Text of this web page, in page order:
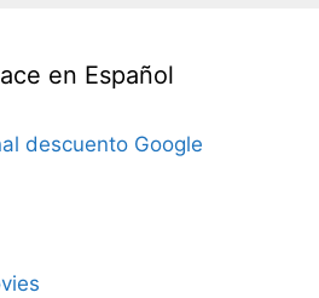
en Español
descuento Google